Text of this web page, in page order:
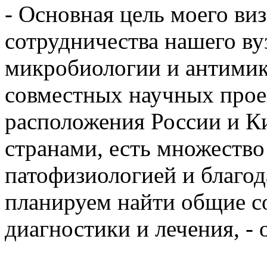
- Основная цель моего
сотрудничества нашего
микробиологии и
совместных научных
расположения России и
странами, есть
патофизиологией и
планируем найти общие
диагностики и лечения,